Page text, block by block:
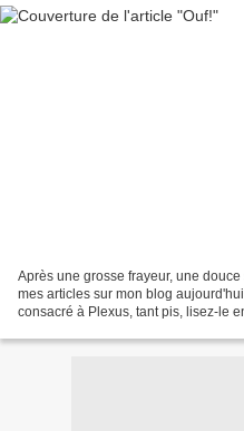
Après une grosse frayeur, une
mes articles sur mon blog
consacré à Plexus, tant pis, lisez-le